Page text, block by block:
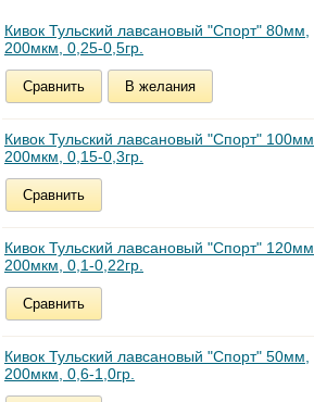
Кивок Тульский лавсановый "Спорт" 80мм,
200мкм, 0,25-0,5гр.
Сравнить В желания
Кивок Тульский лавсановый "Спорт" 100мм,
200мкм, 0,15-0,3гр.
Сравнить
Кивок Тульский лавсановый "Спорт" 120мм,
200мкм, 0,1-0,22гр.
Сравнить
Кивок Тульский лавсановый "Спорт" 50мм,
200мкм, 0,6-1,0гр.